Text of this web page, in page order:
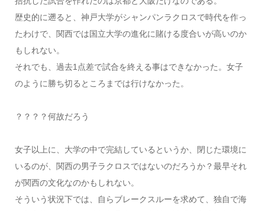
歴史的に遡ると、神戸大学がシャンパンラクロスで時代を作っ
たわけで、関西では国立大学の進化に賭ける度合いが高いのか
もしれない。
それでも、過去1点差で試合を終える事はできなかった。女子
のように勝ち切るところまでは行けなかった。
？？？？何故だろう
女子以上に、大学の中で完結しているというか、閉じた環境に
いるのが、関西の男子ラクロスではないのだろうか？最早それ
が関西の文化なのかもしれない。
そういう状況下では、自らブレークスルーを求めて、独自で海